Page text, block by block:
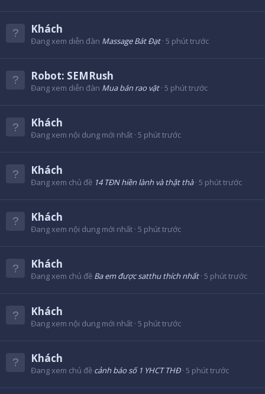
Khách
Đang xem diễn đàn Massage Bát Đạt 5 phút trước
Robot: SEMRush
Đang xem diễn đàn Mua bán rao vặt 5 phút trước
Khách
Đang xem nội dung mới nhất 5 phút trước
Khách
Đang xem chủ đề 14 TĐN hiền lành và thật thà 5 phút trước
Khách
Đang xem nội dung mới nhất 5 phút trước
Khách
Đang xem chủ đề Ba em được satthu thích nhất 5 phút trước
Khách
Đang xem nội dung mới nhất 5 phút trước
Khách
Đang xem chủ đề cảnh báo số 1 YHCT THĐ 5 phút trước